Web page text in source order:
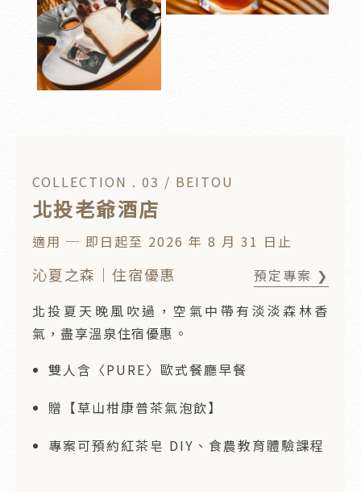
COLLECTION . 03 / BEITOU
北投老爺酒店
適用 ─ 即日起至 2026 年 8 月 31 日止
沁夏之森｜住宿優惠
預定專案 ❯
北投夏天晚風吹過，空氣中帶有淡淡森林香
氣，盡享溫泉住宿優惠。
雙人含〈PURE〉歐式餐廳早餐
贈【草山柑康普茶氣泡飲】
專案可預約紅茶皂 DIY、食農教育體驗課程